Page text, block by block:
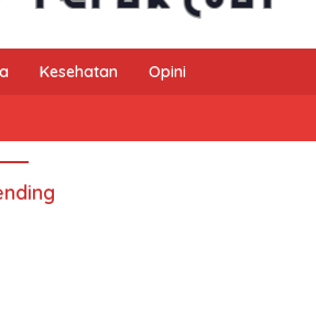
Kesehatan Opini